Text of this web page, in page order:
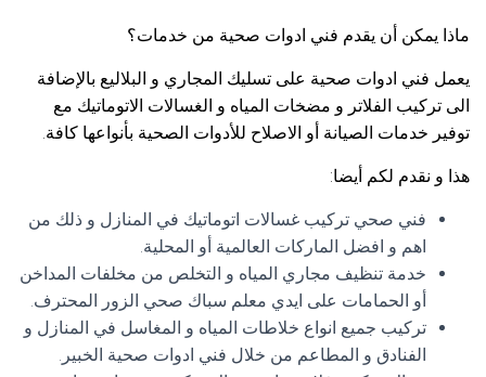
ماذا يمكن أن يقدم فني ادوات صحية من خدمات؟
يعمل فني ادوات صحية على تسليك المجاري و البلاليع بالإضافة
الى تركيب الفلاتر و مضخات المياه و الغسالات الاتوماتيك مع
توفير خدمات الصيانة أو الاصلاح للأدوات الصحية بأنواعها كافة.
هذا و نقدم لكم أيضا:
فني صحي تركيب غسالات اتوماتيك في المنازل و ذلك من
اهم و افضل الماركات العالمية أو المحلية.
خدمة تنظيف مجاري المياه و التخلص من مخلفات المداخن
أو الحمامات على ايدي معلم سباك صحي الزور المحترف.
تركيب جميع انواع خلاطات المياه و المغاسل في المنازل و
الفنادق و المطاعم من خلال فني ادوات صحية الخبير.